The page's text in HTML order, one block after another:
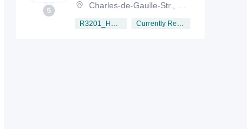
Charles-de-Gaulle-Str., Germany
R3201_HRB6792